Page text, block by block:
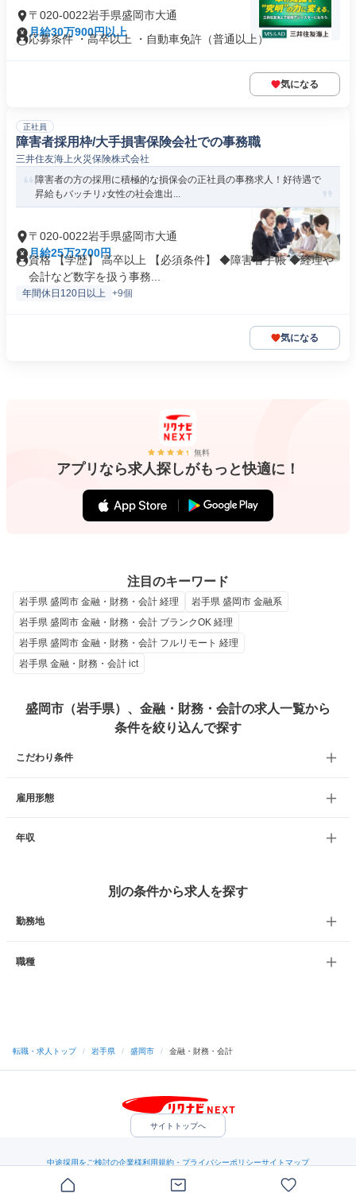
〒020-0022岩手県盛岡市大通
月給30万900円以上
応募条件 ・高卒以上 ・自動車免許（普通以上）
気になる
正社員
障害者採用枠/大手損害保険会社での事務職
三井住友海上火災保険株式会社
障害者の方の採用に積極的な損保会の正社員の事務求人！好待遇で
昇給もバッチリ♪女性の社会進出...
〒020-0022岩手県盛岡市大通
月給25万2700円
資格 【学歴】 高卒以上 【必須条件】 ◆障害者手帳 ◆経理や
会計など数字を扱う事務...
年間休日120日以上 +9個
気になる
無料
アプリなら求人探しがもっと快適に！
注目のキーワード
岩手県 盛岡市 金融・財務・会計 経理
岩手県 盛岡市 金融系
岩手県 盛岡市 金融・財務・会計 ブランクOK 経理
岩手県 盛岡市 金融・財務・会計 フルリモート 経理
岩手県 金融・財務・会計 ict
盛岡市（岩手県）、金融・財務・会計の求人一覧から
条件を絞り込んで探す
こだわり条件
雇用形態
年収
別の条件から求人を探す
勤務地
職種
転職・求人トップ / 岩手県 / 盛岡市 / 金融・財務・会計
サイトトップへ
中途採用をご検討の企業様利用規約・プライバシーポリシーサイトマップ
（C）Indeed Inc.